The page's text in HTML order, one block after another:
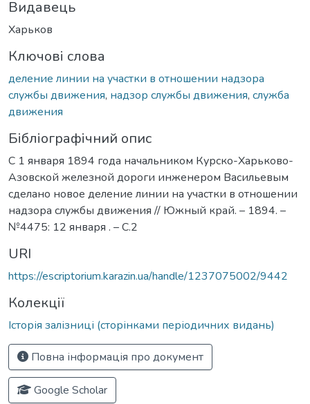
Видавець
Харьков
Ключові слова
деление линии на участки в отношении надзора
службы движения, надзор службы движения, служба
движения
Бібліографічний опис
С 1 января 1894 года начальником Курско-Харьково-
Азовской железной дороги инженером Васильевым
сделано новое деление линии на участки в отношении
надзора службы движения // Южный край. – 1894. –
№4475: 12 января . – С.2
URI
https://escriptorium.karazin.ua/handle/1237075002/9442
Колекції
Історія залізниці (сторінками періодичних видань)
Повна інформація про документ
Google Scholar